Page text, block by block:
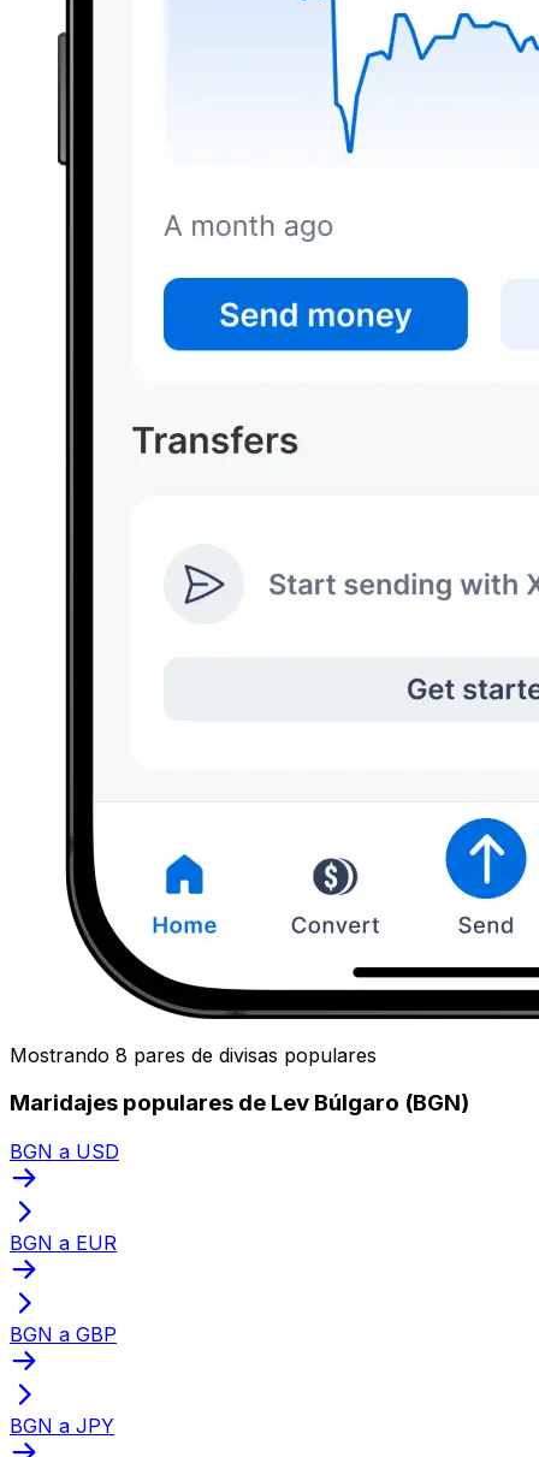
Mostrando 8 pares de divisas populares
Maridajes populares de Lev Búlgaro (BGN)
BGN a USD
BGN a EUR
BGN a GBP
BGN a JPY